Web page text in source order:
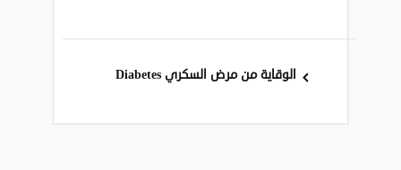
الوقاية من مرض السكري Diabetes